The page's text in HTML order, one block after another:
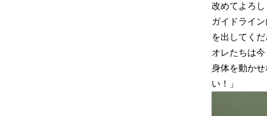
改めてよろ
ガイドライ
を出してく
オレたちは
身体を動か
い！」